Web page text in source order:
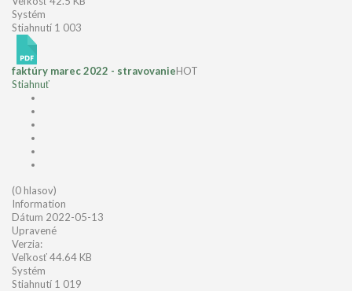
Systém
Stiahnutí 1 003
faktúry marec 2022 - stravovanieHOT
Stiahnuť
(0 hlasov)
Information
Dátum 2022-05-13
Upravené
Verzia:
Veľkosť44.64 KB
Systém
Stiahnutí 1 019